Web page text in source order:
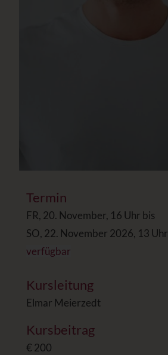
Termin
FR, 20. November, 16 Uhr bis
SO, 22. November 2026, 13 Uhr
verfügbar
Kursleitung
Elmar Meierzedt
Kursbeitrag
€ 200